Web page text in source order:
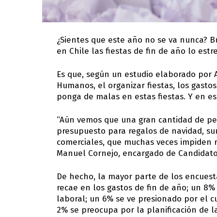
¿Sientes que este año no se va nunca?
en Chile las fiestas de fin de año lo
Es que, según un estudio elaborado por
Humanos, el organizar fiestas, los
ponga de malas en estas fiestas. Y en
“Aún vemos que una gran cantidad de
presupuesto para regalos de navidad,
comerciales, que muchas veces
Manuel Cornejo, encargado de
De hecho, la mayor parte de los
recae en los gastos de fin de año; un
laboral; un 6% se ve presionado por el
2% se preocupa por la planificación de